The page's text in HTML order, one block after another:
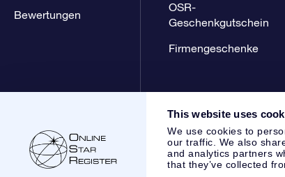
This website uses
We use cookies to
our traffic. We also
and analytics partners
that they’ve collected
Bewertungen
OSR-
Geschenkgutschein
Firmengeschenke